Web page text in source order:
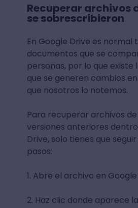
Recuperar archivos
se sobrescribieron
En Google Drive es normal
documentos que se
personas, por lo que existe
que se generen cambios
que nosotros lo notemos.
Para recuperar archivos de
versiones anteriores
Drive, solo tienes que
pasos:
1. Abre el archivo en
2. Haz clic donde aparece